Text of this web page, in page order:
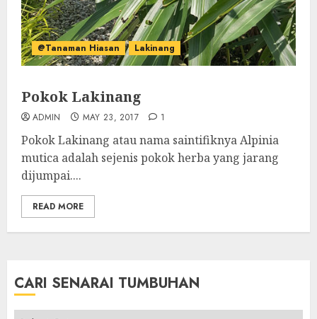
@Tanaman Hiasan Lakinang
Pokok Lakinang
ADMIN MAY 23, 2017 1
Pokok Lakinang atau nama saintifiknya Alpinia
mutica adalah sejenis pokok herba yang jarang
dijumpai....
READ MORE
CARI SENARAI TUMBUHAN